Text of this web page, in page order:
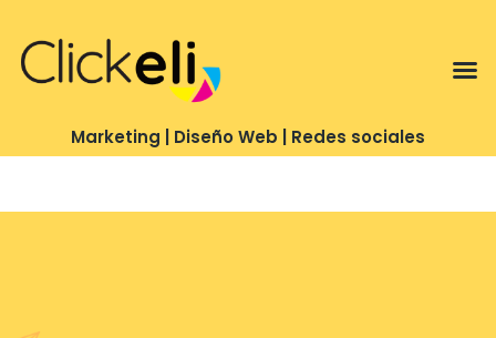
Marketing | Diseño Web | Redes sociales